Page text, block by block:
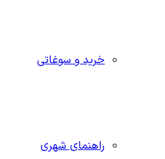
خرید و سوغاتی
راهنمای شهری